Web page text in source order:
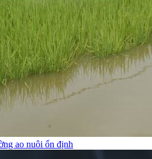
ao nuôi ổn định